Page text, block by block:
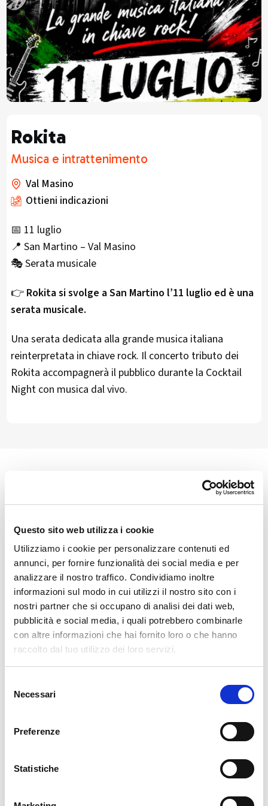
Questo sito web utilizza i cookie
Utilizziamo i cookie per personalizzare contenuti ed
annunci, per fornire funzionalità dei social media e per
analizzare il nostro traffico. Condividiamo inoltre
informazioni sul modo in cui utilizzi il nostro sito con i
nostri partner che si occupano di analisi dei dati web,
pubblicità e social media, i quali potrebbero combinarle
con altre informazioni che hai fornito loro o che hanno
raccolto dal tuo utilizzo dei loro servizi.
delNecessari
Preferenze
Statistiche
Rokita
Musica e intrattenimento
Val Masino
Ottieni indicazioni
📅 11 luglio
📍 San Martino – Val Masino
🎭 Serata musicale
👉 Rokita si svolge a San Martino l’11 luglio ed è una
serata musicale.
Una serata dedicata alla grande musica italiana
reinterpretata in chiave rock. Il concerto tributo dei
Rokita accompagnerà il pubblico durante la Cocktail
Night con musica dal vivo.
🏘️ Scopri il comune di Val
Masino
Val Masino si trova in Valtellina, tra Morbegno e Sondrio,
cascate e pareti di granito, meta ideale per escursionisti
e climber. Da visitare anche Preda Rossa, con i suoi
paesaggi glaciali, e i Bagni di Masino, località termale